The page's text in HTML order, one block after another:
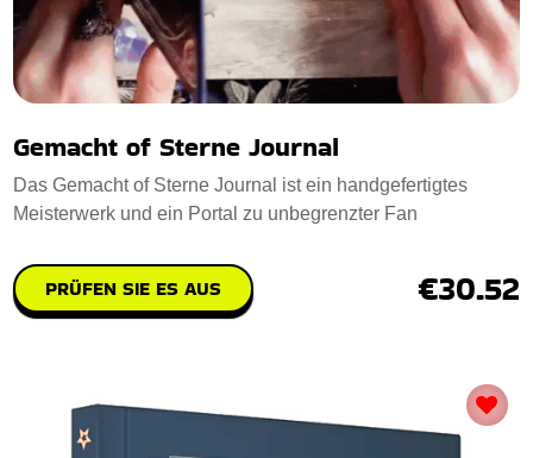
Gemacht of Sterne Journal
Das Gemacht of Sterne Journal ist ein handgefertigtes
Meisterwerk und ein Portal zu unbegrenzter Fan
PRÜFEN SIE ES AUS €30.52